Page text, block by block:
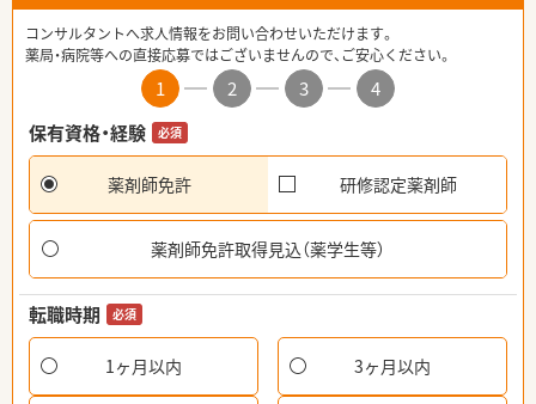
コンサルタントへ求人情報をお問い合わせいただけます。
薬局・病院等への直接応募ではございませんので、ご安心ください。
1 2 3
4
保有資格・経験
必須
薬剤師免許 研修認定薬剤師
薬剤師免許取得見込（薬学生等）
転職時期 必須
1ヶ月以内 3ヶ月以内